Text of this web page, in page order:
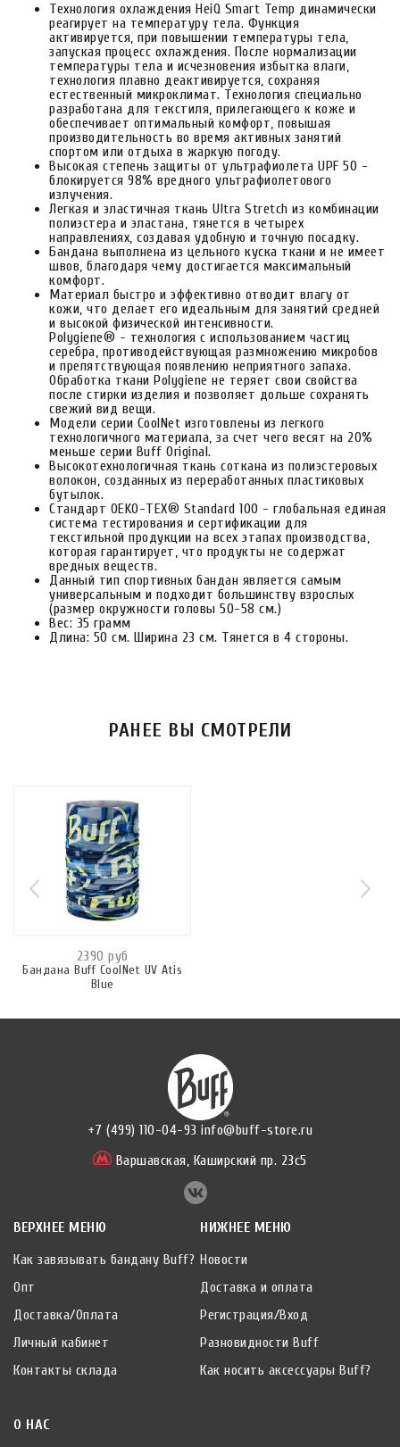
Технология охлаждения HeiQ Smart Temp динамически
реагирует на температуру тела. Функция
активируется, при повышении температуры тела,
запуская процесс охлаждения. После нормализации
температуры тела и исчезновения избытка влаги,
технология плавно деактивируется, сохраняя
естественный микроклимат. Технология специально
разработана для текстиля, прилегающего к коже и
обеспечивает оптимальный комфорт, повышая
производительность во время активных занятий
спортом или отдыха в жаркую погоду.
Высокая степень защиты от ультрафиолета UPF 50 -
блокируется 98% вредного ультрафиолетового
излучения.
Легкая и эластичная ткань Ultra Stretch из комбинации
полиэстера и эластана, тянется в четырех
направлениях, создавая удобную и точную посадку.
Бандана выполнена из цельного куска ткани и не имеет
швов, благодаря чему достигается максимальный
комфорт.
Материал быстро и эффективно отводит влагу от
кожи, что делает его идеальным для занятий средней
и высокой физической интенсивности.
Polygiene® - технология с использованием частиц
серебра, противодействующая размножению микробов
и препятствующая появлению неприятного запаха.
Обработка ткани Polygiene не теряет свои свойства
после стирки изделия и позволяет дольше сохранять
свежий вид вещи.
Модели серии CoolNet изготовлены из легкого
технологичного материала, за счет чего весят на 20%
меньше серии Buff Original.
Высокотехнологичная ткань соткана из полиэстеровых
волокон, созданных из переработанных пластиковых
бутылок.
Стандарт OEKO-TEX® Standard 100 - глобальная единая
система тестирования и сертификации для
текстильной продукции на всех этапах производства,
которая гарантирует, что продукты не содержат
вредных веществ.
Данный тип спортивных бандан является самым
универсальным и подходит большинству взрослых
(размер окружности головы 50-58 см.)
Вес: 35 грамм
Длина: 50 см. Ширина 23 см. Тянется в 4 стороны.
РАНЕЕ ВЫ СМОТРЕЛИ
2390 руб
Бандана Buff CoolNet UV Atis
Blue
+7 (499) 110-04-93 info@buff-store.ru
Варшавская, Каширский пр. 23с5
ВЕРХНЕЕ МЕНЮ
Как завязывать бандану Buff?
Опт
Доставка/Оплата
Личный кабинет
Контакты склада
НИЖНЕЕ МЕНЮ
Новости
Доставка и оплата
Регистрация/Вход
Разновидности Buff
Как носить аксессуары Buff?
О НАС